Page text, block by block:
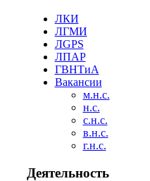
ЛКИ
ЛГМИ
ЛGPS
ЛПАР
ГВНТиА
Вакансии
м.н.с.
н.с.
с.н.с.
в.н.с.
г.н.с.
Деятельность